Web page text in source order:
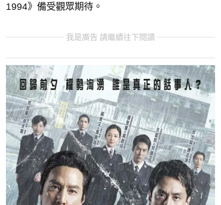
1994》備受觀眾期待。
我是廣告 請繼續往下閱讀